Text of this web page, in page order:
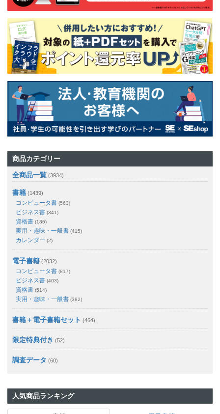
商品カテゴリー
全商品一覧 (3934)
書籍 (1439)
コンピュータ書 (563)
ビジネス書 (341)
資格書 (186)
実用・趣味・一般書 (415)
カレンダー (2)
電子書籍 (2032)
コンピュータ書 (817)
ビジネス書 (403)
資格書 (514)
実用・趣味・一般書 (382)
書籍＋電子書籍セット (464)
限定特典付き (52)
調査データ (60)
人気商品ランキング